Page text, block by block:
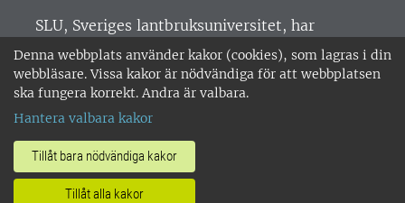
Denna webbplats använder kakor (cookies), som lagras i din
webbläsare. Vissa kakor är nödvändiga för att webbplatsen
ska fungera korrekt. Andra är valbara.
Hantera valbara kakor
Tillåt bara nödvändiga kakor
Tillåt alla kakor
SLU, Sveriges lantbruksuniversitet, har
verksamhet över hela Sverige. Huvudorter är
Alnarp, Uppsala och Umeå.SLU är
miljöcertifierat enligt ISO 14001. •
018-67 10 00 • Org nr: 202100-2817 •
Om SLU:s webbplatser
•Hantera kakor•Behandling av
personuppgifter